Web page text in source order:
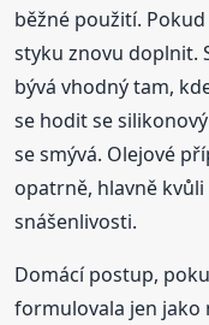
běžné použití.
styku znovu doplnit.
bývá vhodný tam,
se hodit se
se smývá. Olejové
opatrně, hlavně
snášenlivosti.
Domácí postup,
formulovala jen jako